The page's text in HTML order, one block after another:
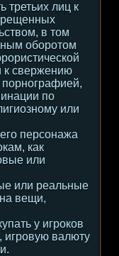
третьих лиц к
в том
оборотом
к свержению
порнографией,
по
или
персонажа
как
или
или реальные
вещи,
у игроков
игровую валюту